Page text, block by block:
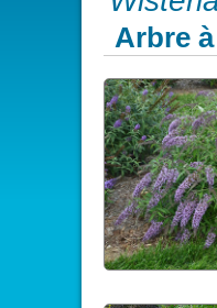
Arbre